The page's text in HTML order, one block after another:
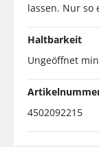
lassen. Nur so
Haltbarkeit
Ungeöffnet
4502092215